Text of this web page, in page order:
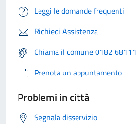
Leggi le domande frequenti
Richiedi Assistenza
Chiama il comune 0182 68111
Prenota un appuntamento
Problemi in città
Segnala disservizio